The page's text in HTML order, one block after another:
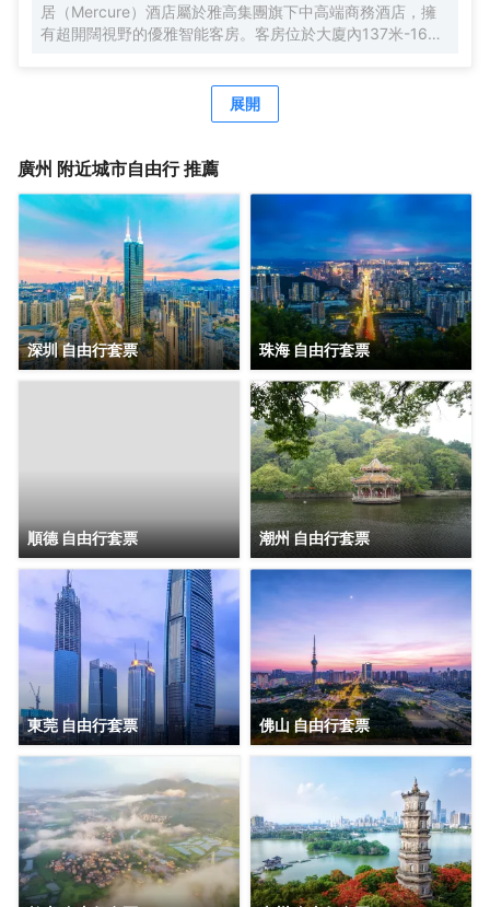
居（Mercure）酒店屬於雅高集團旗下中高端商務酒店，擁
有超開闊視野的優雅智能客房。客房位於大廈內137米-165
格客房，簡約唯美又精緻典雅，是商務人士出差首善之選。
酒店客房內配有恒温恒壓淋浴、全交換新風系統，高級自動
驗。酒店全體工作人員攜人工智能機器人小美在“Make A
展開
廣州 附近城市自由行 推薦
深圳 自由行套票 珠海 自由行套票
順德 自由行套票 潮州 自由行套票
東莞 自由行套票 佛山 自由行套票